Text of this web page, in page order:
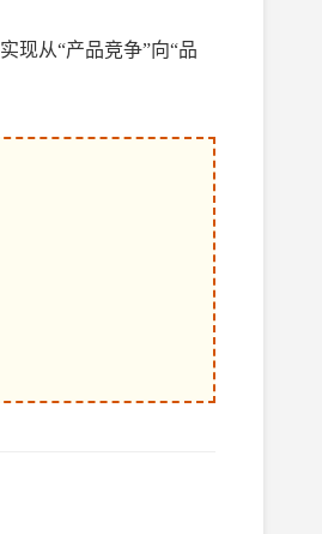
现从“产品竞争”向“品